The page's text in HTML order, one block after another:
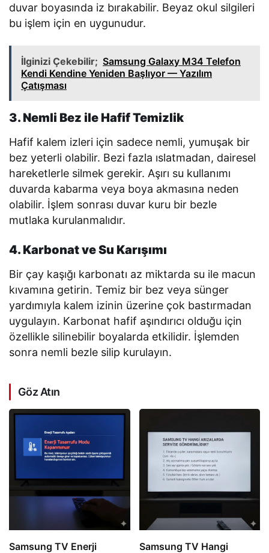
duvar boyasında iz bırakabilir. Beyaz okul silgileri
bu işlem için en uygunudur.
İlginizi Çekebilir; Samsung Galaxy M34 Telefon
Kendi Kendine Yeniden Başlıyor — Yazılım
Çatışması
3. Nemli Bez ile Hafif Temizlik
Hafif kalem izleri için sadece nemli, yumuşak bir
bez yeterli olabilir. Bezi fazla ıslatmadan, dairesel
hareketlerle silmek gerekir. Aşırı su kullanımı
duvarda kabarma veya boya akmasına neden
olabilir. İşlem sonrası duvar kuru bir bezle
mutlaka kurulanmalıdır.
4. Karbonat ve Su Karışımı
Bir çay kaşığı karbonatı az miktarda su ile macun
kıvamına getirin. Temiz bir bez veya sünger
yardımıyla kalem izinin üzerine çok bastırmadan
uygulayın. Karbonat hafif aşındırıcı olduğu için
özellikle silinebilir boyalarda etkilidir. İşlemden
sonra nemli bezle silip kurulayın.
Göz Atın
Samsung TV Enerji
Samsung TV Hangi